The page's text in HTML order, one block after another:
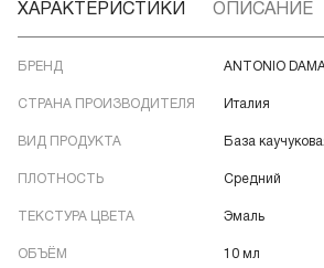
ХАРАКТЕРИСТИКИ ОПИСАНИЕ
БРЕНД ANTONIO
СТРАНА ПРОИЗВОДИТЕЛЯ Италия
ВИД ПРОДУКТА База
ПЛОТНОСТЬ Средний
ТЕКСТУРА ЦВЕТА Эмаль
ОБЪЁМ 10 мл